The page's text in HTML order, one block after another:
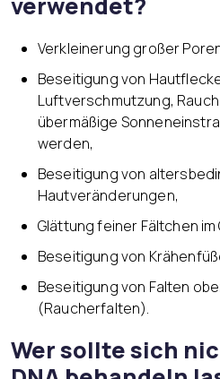
Verkleinerung großer
Beseitigung von
Luftverschmutzung,
übermäßige
werden,
Beseitigung von
Hautveränderungen,
Glättung feiner Fältchen im
Beseitigung von
Beseitigung von Falten
(Raucherfalten).
Wer sollte sich